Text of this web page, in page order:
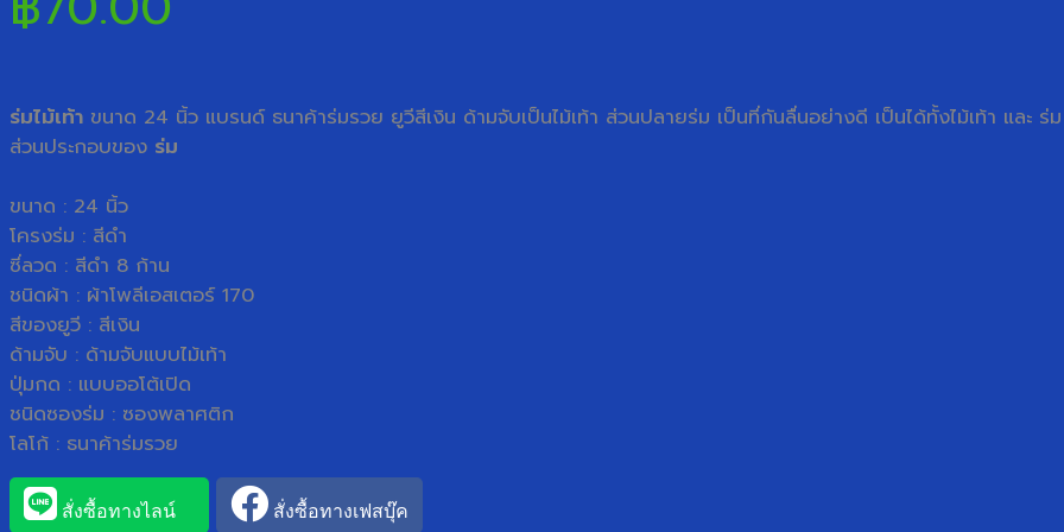
ร่มไม้เท้า ขนาด 24 นิ้ว แบรนด์ ธนาค้าร่มรวย ยูวีสีเงิน ด้ามจับเป็นไม้เท้า ส่วนปลายร่ม เป็นที่กันลื่นอย่างดี เป็นได้ทั้งไม้เท้า และ ร่
ส่วนประกอบของ ร่ม
ขนาด : 24 นิ้ว
โครงร่ม : สีดำ
ซี่ลวด : สีดำ 8 ก้าน
ชนิดผ้า : ผ้าโพลีเอสเตอร์ 170
สีของยูวี : สีเงิน
ด้ามจับ : ด้ามจับแบบไม้เท้า
ปุ่มกด : แบบออโต้เปิด
ชนิดซองร่ม : ซองพลาศติก
โลโก้ : ธนาค้าร่มรวย
สั่งซื้อทางไลน์ สั่งซื้อทางเฟสบุ๊ค